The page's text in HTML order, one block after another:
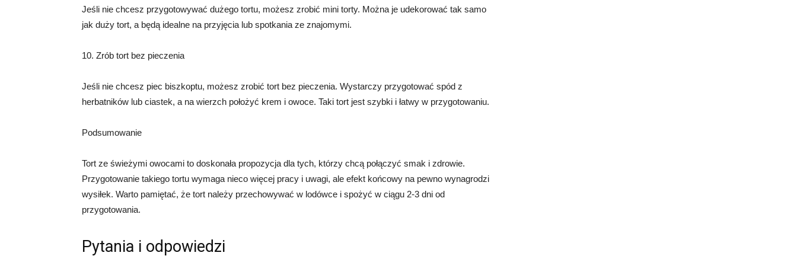
Jeśli nie chcesz przygotowywać dużego tortu, możesz zrobić mini torty. Można je udekorować tak samo
jak duży tort, a będą idealne na przyjęcia lub spotkania ze znajomymi.
10. Zrób tort bez pieczenia
Jeśli nie chcesz piec biszkoptu, możesz zrobić tort bez pieczenia. Wystarczy przygotować spód z
herbatników lub ciastek, a na wierzch położyć krem i owoce. Taki tort jest szybki i łatwy w przygotowaniu.
Podsumowanie
Tort ze świeżymi owocami to doskonała propozycja dla tych, którzy chcą połączyć smak i zdrowie.
Przygotowanie takiego tortu wymaga nieco więcej pracy i uwagi, ale efekt końcowy na pewno wynagrodzi
wysiłek. Warto pamiętać, że tort należy przechowywać w lodówce i spożyć w ciągu 2-3 dni od
przygotowania.
Pytania i odpowiedzi